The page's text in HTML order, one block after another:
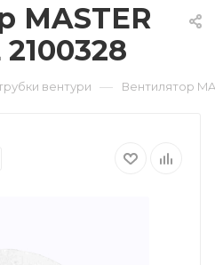
MASTER
2100328
вентури — Вентилятор